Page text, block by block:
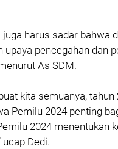
harus sadar bahwa
pencegahan dan
As SDM.
kita semuanya, tahun
Pemilu 2024 penting
2024 menentukan
Dedi.